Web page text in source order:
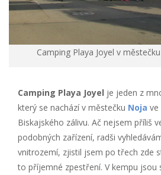
Camping Playa Joyel v
Camping Playa Joyel je jeden z
který se nachází v městečku Noja ve
Biskajského zálivu. Ač nejsem příliš
podobných zařízení, radši
vnitrozemí, zjistil jsem po třech zde
to příjemné zpestření. V kempu jsou